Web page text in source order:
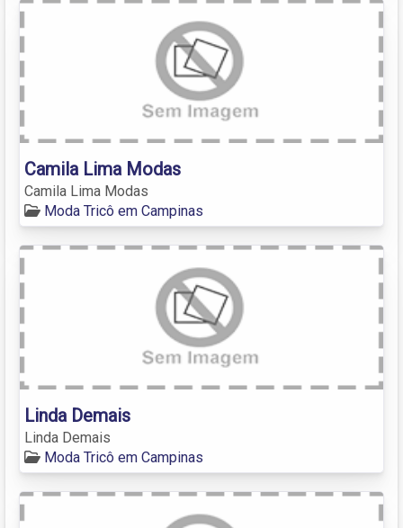
Camila Lima Modas
Camila Lima Modas
Moda Tricô em Campinas
Linda Demais
Linda Demais
Moda Tricô em Campinas